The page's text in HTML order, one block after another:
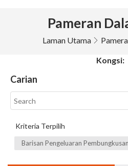
Pameran
Laman Utama
Kongsi:
Carian
Kriteria Terpilih
Barisan Pengeluaran